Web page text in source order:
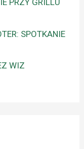
SPOTKANIE
WIZ